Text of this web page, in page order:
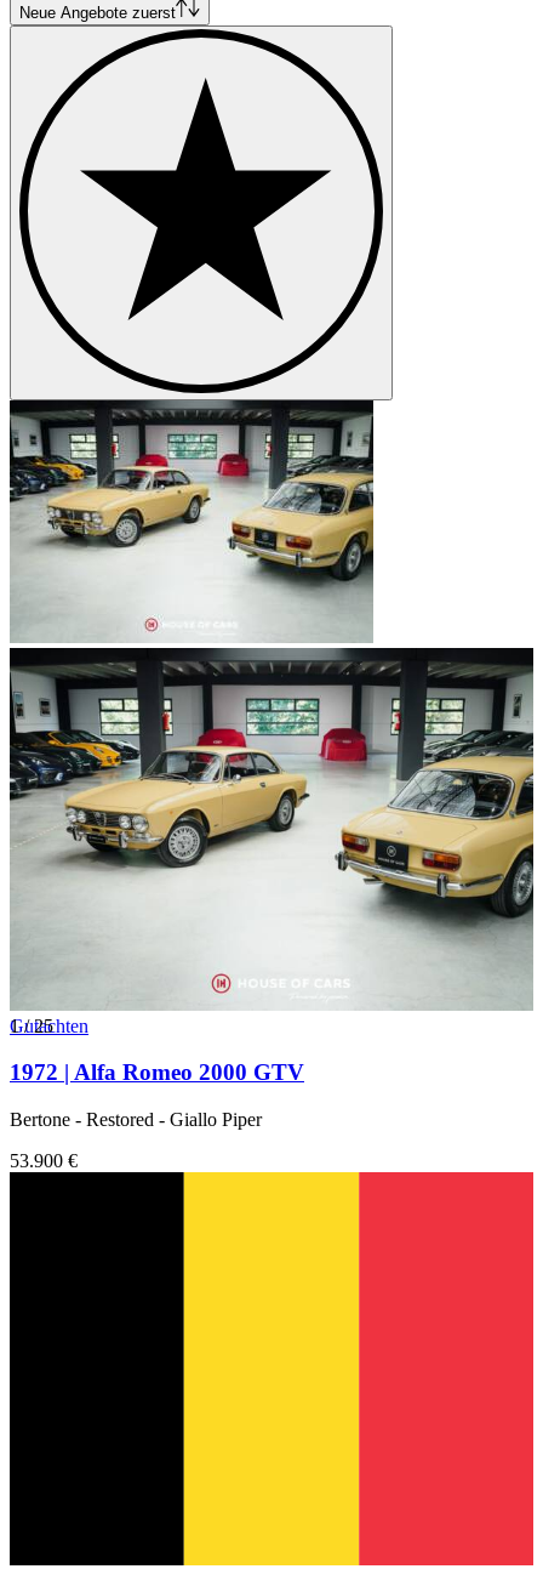
Alfa Romeo Montreal
Alfa Romeo Spider
Alfa Romeo SZ-RZ
Neue Angebote zuerst
1/25
Gutachten
1972 | Alfa Romeo 2000 GTV
Bertone - Restored - Giallo Piper
53.900 €